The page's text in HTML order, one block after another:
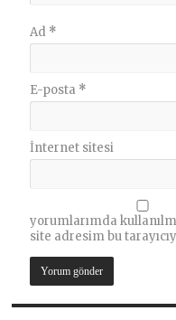
Ad *
E-posta *
İnternet sitesi
yorumlarımda
site adresim bu